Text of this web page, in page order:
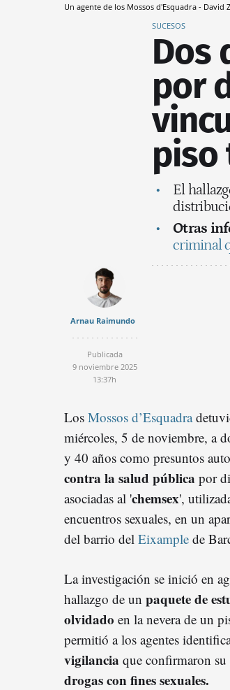
Un agente de los Mossos d'Esquadra -
SUCESOS
Dos
por
El
Otras
criminal
Arnau Raimundo
Publicada
9 noviembre 2025
13:37h
Los Mossos d’Esquadra
miércoles, 5 de noviembre, a
y 40 años como presuntos
contra la salud pública por
asociadas al 'chemsex',
encuentros sexuales, en un
del barrio del Eixample de
La investigación se inició en
hallazgo de un paquete de
olvidado en la nevera de un
permitió a los agentes
vigilancia que confirmaron
drogas con fines sexuales.